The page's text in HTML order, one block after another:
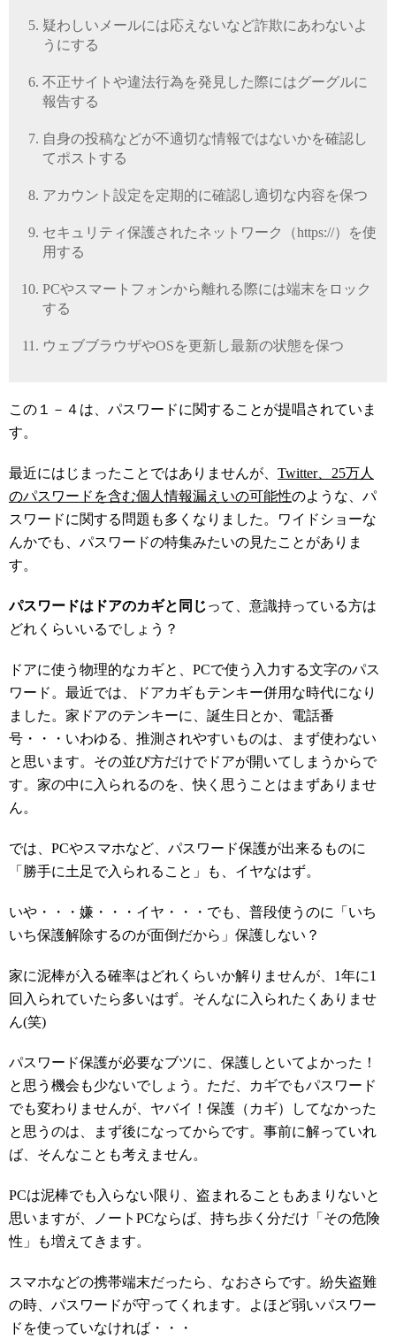
疑わしいメールには応えないなど詐欺にあわないよ
うにする
不正サイトや違法行為を発見した際にはグーグルに
報告する
自身の投稿などが不適切な情報ではないかを確認し
てポストする
アカウント設定を定期的に確認し適切な内容を保つ
セキュリティ保護されたネットワーク（https://）を使
用する
PCやスマートフォンから離れる際には端末をロック
する
ウェブブラウザやOSを更新し最新の状態を保つ
この１－４は、パスワードに関することが提唱されていま
す。
最近にはじまったことではありませんが、 Twitter、25万人
のパスワードを含む個人情報漏えいの可能性のような、パ
スワードに関する問題も多くなりました。ワイドショーな
んかでも、パスワードの特集みたいの見たことがありま
す。
パスワードはドアのカギと同じって、意識持っている方は
どれくらいいるでしょう？
ドアに使う物理的なカギと、PCで使う入力する文字のパス
ワード。最近では、ドアカギもテンキー併用な時代になり
ました。家ドアのテンキーに、誕生日とか、電話番
号・・・いわゆる、推測されやすいものは、まず使わない
と思います。その並び方だけでドアが開いてしまうからで
す。家の中に入られるのを、快く思うことはまずありませ
ん。
では、PCやスマホなど、パスワード保護が出来るものに
「勝手に土足で入られること」も、イヤなはず。
いや・・・嫌・・・イヤ・・・でも、普段使うのに「いち
いち保護解除するのが面倒だから」保護しない？
家に泥棒が入る確率はどれくらいか解りませんが、1年に1
回入られていたら多いはず。そんなに入られたくありませ
ん(笑)
パスワード保護が必要なブツに、保護しといてよかった！
と思う機会も少ないでしょう。ただ、カギでもパスワード
でも変わりませんが、ヤバイ！保護（カギ）してなかった
と思うのは、まず後になってからです。事前に解っていれ
ば、そんなことも考えません。
PCは泥棒でも入らない限り、盗まれることもあまりないと
思いますが、ノートPCならば、持ち歩く分だけ「その危険
性」も増えてきます。
スマホなどの携帯端末だったら、なおさらです。紛失盗難
の時、パスワードが守ってくれます。よほど弱いパスワー
ドを使っていなければ・・・